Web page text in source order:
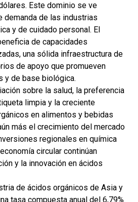
Este dominio se ve
demanda de las industrias
y de cuidado personal. El
de capacidades
una sólida infraestructura de
de apoyo que promueven
y de base biológica.
sobre la salud, la preferencia
limpia y la creciente
en alimentos y bebidas
más el crecimiento del mercado
regionales en química
circular continúan
y la innovación en ácidos
de ácidos orgánicos de Asia y
tasa compuesta anual del 6,79%